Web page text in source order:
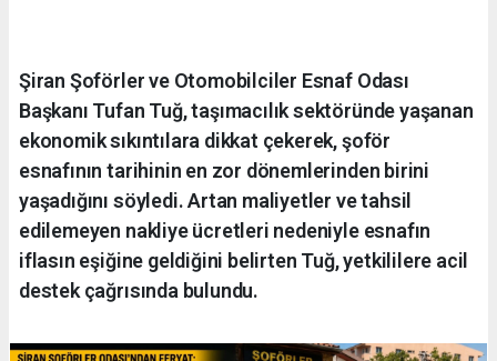
Şiran Şoförler ve Otomobilciler Esnaf Odası
Başkanı Tufan Tuğ, taşımacılık sektöründe yaşanan
ekonomik sıkıntılara dikkat çekerek, şoför
esnafının tarihinin en zor dönemlerinden birini
yaşadığını söyledi. Artan maliyetler ve tahsil
edilemeyen nakliye ücretleri nedeniyle esnafın
iflasın eşiğine geldiğini belirten Tuğ, yetkililere acil
destek çağrısında bulundu.